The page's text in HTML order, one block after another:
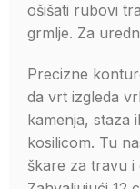
ošišati rubovi
grmlje. Za
Precizne
da vrt izgleda
kamenja, staza
kosilicom. Tu
škare za travu i